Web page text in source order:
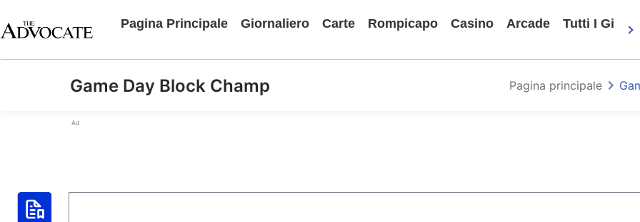
Pagina Principale Giornaliero Carte Rompicapo Casino Arcade Tutti I Giochi
Game Day Block Champ Pagina principale
Ad